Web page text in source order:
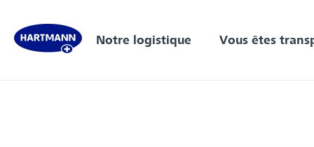
Notre logistique Vous êtes